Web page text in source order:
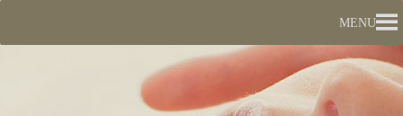
MENU